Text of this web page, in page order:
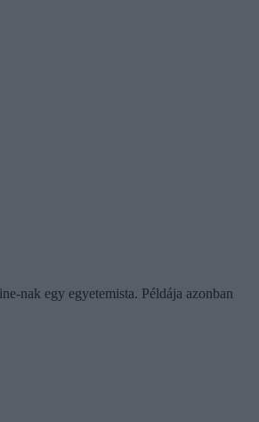
nak egy egyetemista. Példája azonban